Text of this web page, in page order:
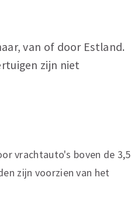
van of door Estland.
zijn niet
vrachtauto's boven de 3,5
zijn voorzien van het